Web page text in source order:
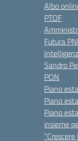
Albo
PTOF
Futura
Sandro
PON
Piano
Piano
Piano
insieme